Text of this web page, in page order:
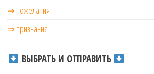
⇒ пожелания
⇒ признания
ВЫБРАТЬ И ОТПРАВИТЬ